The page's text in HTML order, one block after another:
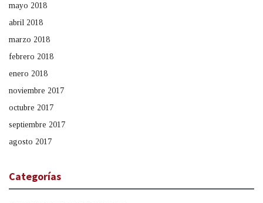
mayo 2018
abril 2018
marzo 2018
febrero 2018
enero 2018
noviembre 2017
octubre 2017
septiembre 2017
agosto 2017
Categorías